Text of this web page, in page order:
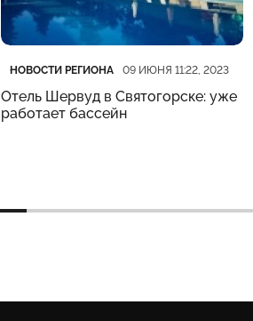
Категория
НОВОСТИ РЕГИОНА
Дата публикации 09 ИЮНЯ 11:22, 2023
Отель Шервуд в Святогорске: уже
работает бассейн